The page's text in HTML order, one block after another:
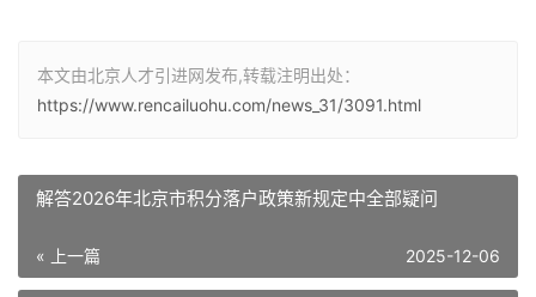
本文由北京人才引进网发布,转载注明出处：
https://www.rencailuohu.com/news_31/3091.html
解答2026年北京市积分落户政策新规定中全部疑问
« 上一篇 2025-12-06